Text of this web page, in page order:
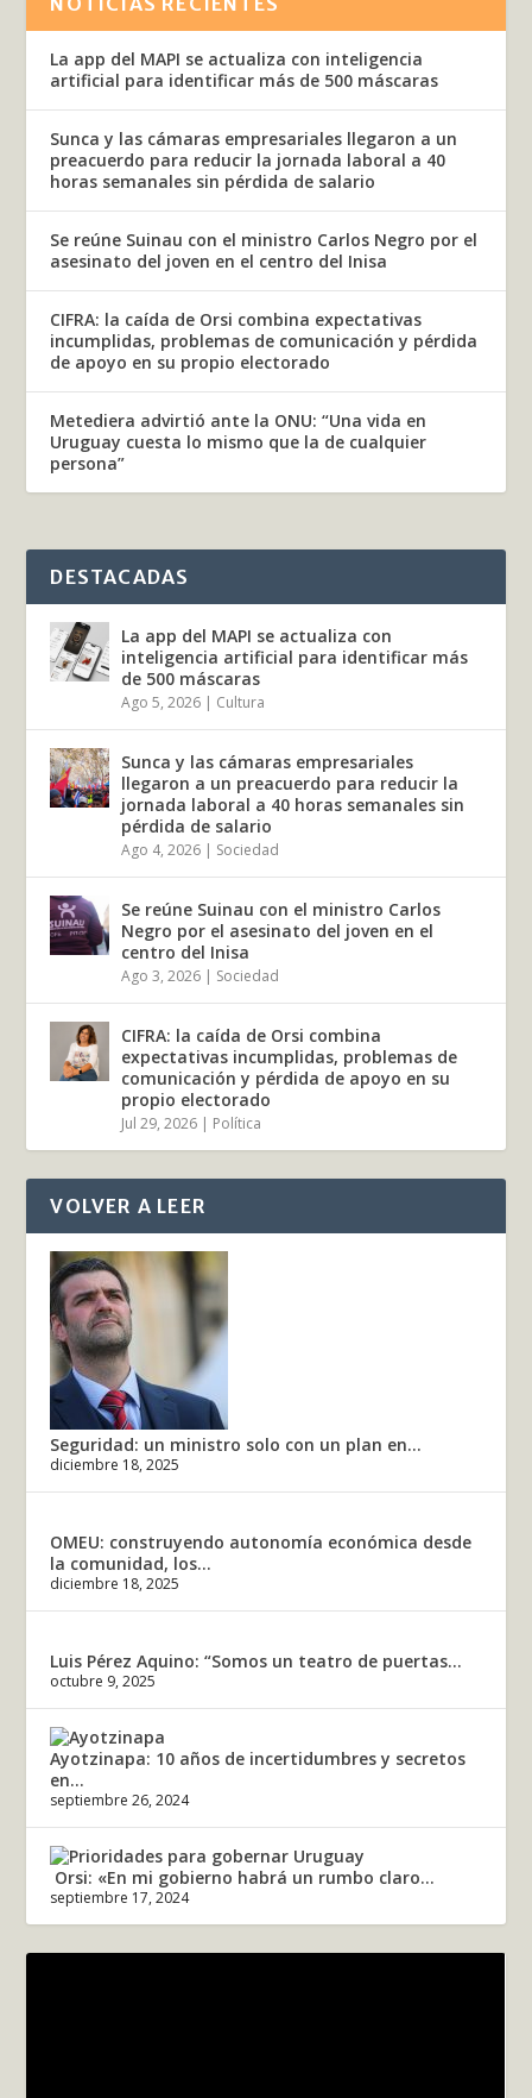
La app del MAPI se actualiza con inteligencia
artificial para identificar más de 500 máscaras
Sunca y las cámaras empresariales llegaron a un
preacuerdo para reducir la jornada laboral a 40
horas semanales sin pérdida de salario
Se reúne Suinau con el ministro Carlos Negro por el
asesinato del joven en el centro del Inisa
CIFRA: la caída de Orsi combina expectativas
incumplidas, problemas de comunicación y pérdida
de apoyo en su propio electorado
Metediera advirtió ante la ONU: “Una vida en
Uruguay cuesta lo mismo que la de cualquier
persona”
DESTACADAS
La app del MAPI se actualiza con
inteligencia artificial para identificar más
de 500 máscaras
Ago 5, 2026 | Cultura
Sunca y las cámaras empresariales
llegaron a un preacuerdo para reducir la
jornada laboral a 40 horas semanales sin
pérdida de salario
Ago 4, 2026 | Sociedad
Se reúne Suinau con el ministro Carlos
Negro por el asesinato del joven en el
centro del Inisa
Ago 3, 2026 | Sociedad
CIFRA: la caída de Orsi combina
expectativas incumplidas, problemas de
comunicación y pérdida de apoyo en su
propio electorado
Jul 29, 2026 | Política
VOLVER A LEER
Seguridad: un ministro solo con un plan en...
diciembre 18, 2025
OMEU: construyendo autonomía económica desde
la comunidad, los...
diciembre 18, 2025
Luis Pérez Aquino: “Somos un teatro de puertas...
octubre 9, 2025
Ayotzinapa: 10 años de incertidumbres y secretos
en...
septiembre 26, 2024
Orsi: «En mi gobierno habrá un rumbo claro...
septiembre 17, 2024